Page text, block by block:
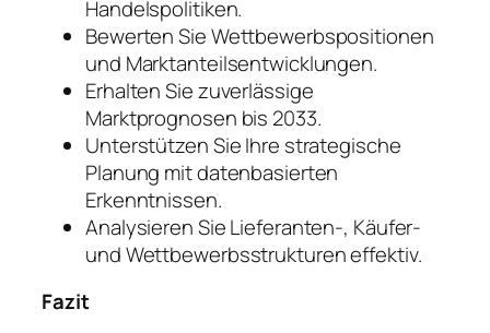
Handelspolitiken.
Bewerten Sie Wettbewerbspositionen
und Marktanteilsentwicklungen.
Erhalten Sie zuverlässige
Marktprognosen bis 2033.
Unterstützen Sie Ihre strategische
Planung mit datenbasierten
Erkenntnissen.
Analysieren Sie Lieferanten-, Käufer-
und Wettbewerbsstrukturen effektiv.
Fazit